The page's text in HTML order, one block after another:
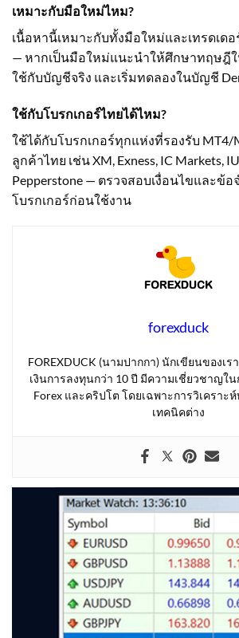
เหมาะกับมือใหม่ไหม?
เนื้อหานี้เหมาะกับทั้งมือใหม่และเทรดเด
— หากเป็นมือใหม่แนะนำให้ศึกษาทฤษฎีใ
ใช้กับบัญชีจริง และเริ่มทดลองในบัญชี
ใช้กับโบรกเกอร์ไทยได้ไหม?
ใช้ได้กับโบรกเกอร์ทุกแห่งที่รองรับ MT4/
ลูกค้าไทย เช่น XM, Exness, IC Markets,
Pepperstone — ตรวจสอบเงื่อนไขและข้
โบรกเกอร์ก่อนใช้งาน
forexduck
FOREXDUCK (นามปากกา) นักเขียนของเ
เงินการลงทุนกว่า 10 ปี มีความเชี่ยวชาญใ
Forex และคริปโต โดยเฉพาะการวิเคราะ
เทคนิคต่าง